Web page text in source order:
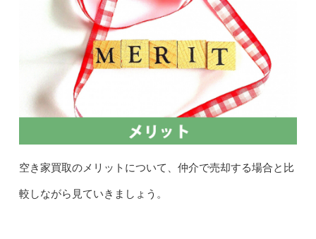
空き家買取のメリットについて、仲介で売却する場合と比
較しながら見ていきましょう。